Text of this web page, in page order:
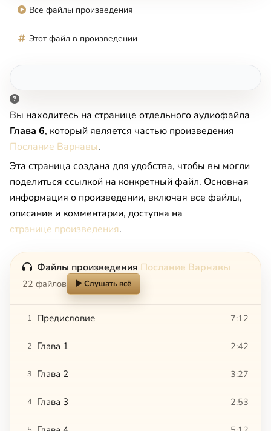
Все файлы произведения
Этот файл в произведении
Вы находитесь на странице отдельного аудиофайла
Глава 6, который является частью произведения
Послание Варнавы.
Эта страница создана для удобства, чтобы вы могли
поделиться ссылкой на конкретный файл. Основная
информация о произведении, включая все файлы,
описание и комментарии, доступна на
странице произведения.
Файлы произведения Послание Варнавы
22 файлов Слушать всё
1 Предисловие 7:12
2 Глава 1 2:42
3 Глава 2 3:27
4 Глава 3 2:53